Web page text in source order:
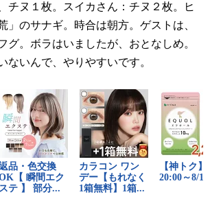
チヌ１枚。スイカさん：チヌ２枚。ヒ
」のサナギ。時合は朝方。ゲストは、
グ。ボラはいましたが、おとなしめ。
ないんで、やりやすいです。